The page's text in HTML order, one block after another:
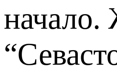
начало.